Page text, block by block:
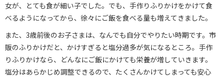
女が、とても食が細い子でした。でも、手作りふりかけをかけて食
べるようになってから、徐々にご飯を食べる量も増えてきました。
また、3歳前後のお子さまは、なんでも自分でやりたい時期です。市
販のふりかけだと、かけすぎると塩分過多が気になるところ。手作
りふりかけなら、どんなにご飯にかけても栄養が増していきます。
塩分はあらかじめ調整できるので、たくさんかけてしまっても安心